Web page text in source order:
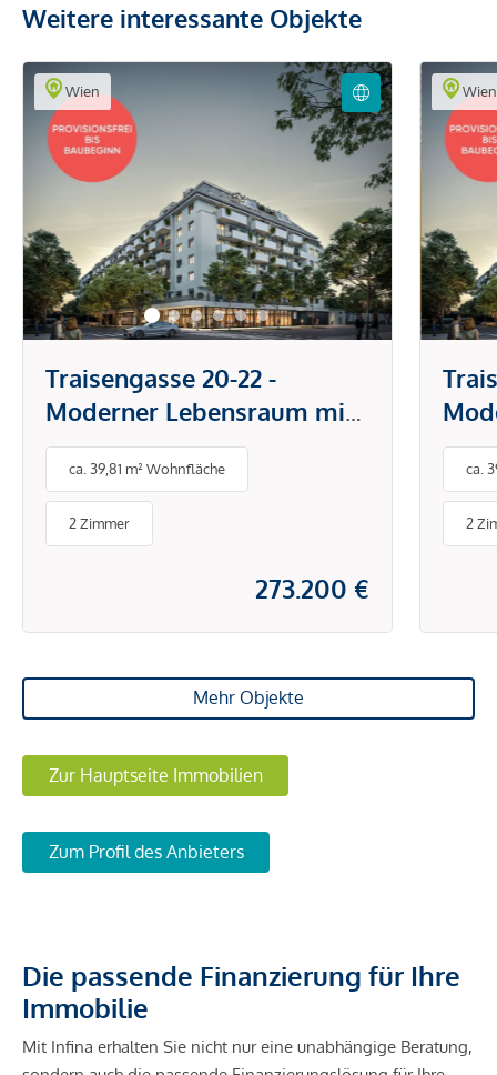
Weitere interessante Objekte
Wien
Traisengasse 20-22 -
Moderner Lebensraum mit
Donaublick
ca. 39,81 m² Wohnfläche
2 Zimmer
273.200 €
Wien
ca.
2
Mehr Objekte
Zur Hauptseite Immobilien
Zum Profil des Anbieters
Die passende Finanzierung für Ihre
Immobilie
Mit Infina erhalten Sie nicht nur eine unabhängige Beratung,